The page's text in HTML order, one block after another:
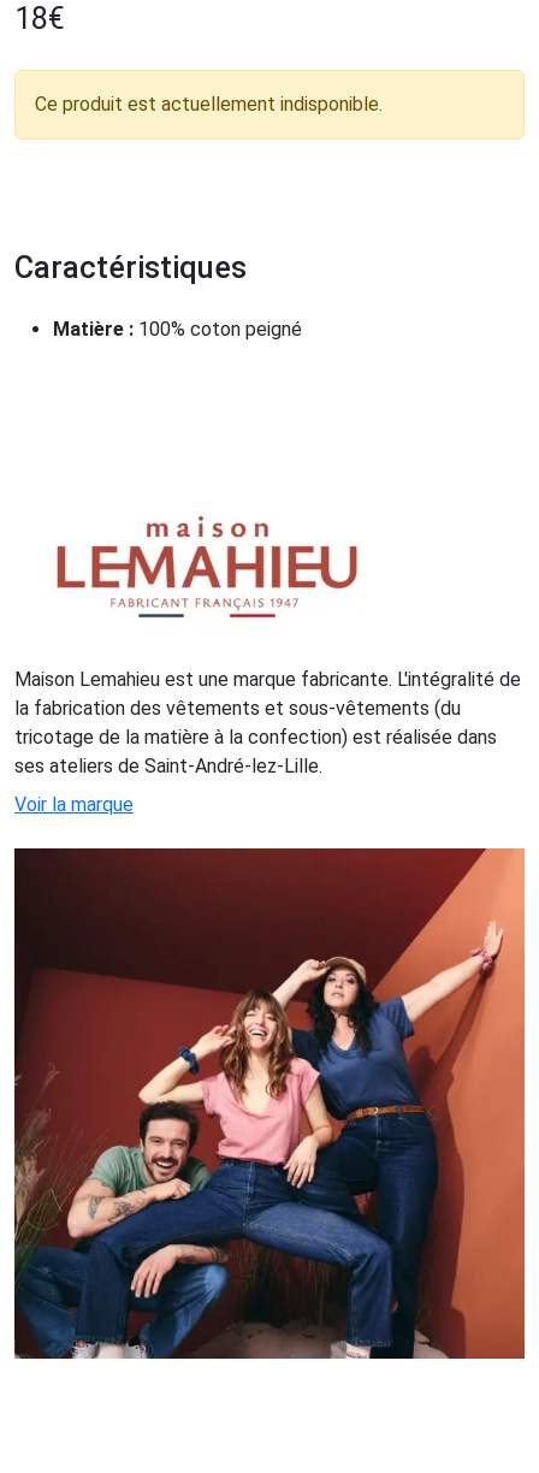
18€
Ce produit est actuellement indisponible.
Caractéristiques
Matière : 100% coton peigné
Maison Lemahieu est une marque fabricante. L'intégralité de
la fabrication des vêtements et sous-vêtements (du
tricotage de la matière à la confection) est réalisée dans
ses ateliers de Saint-André-lez-Lille.
Voir la marque